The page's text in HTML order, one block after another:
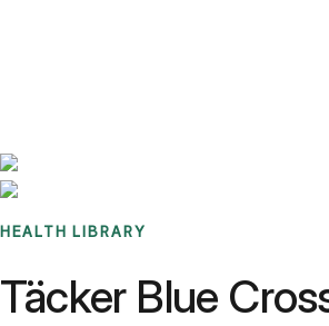
HEALTH LIBRARY
Täcker Blue